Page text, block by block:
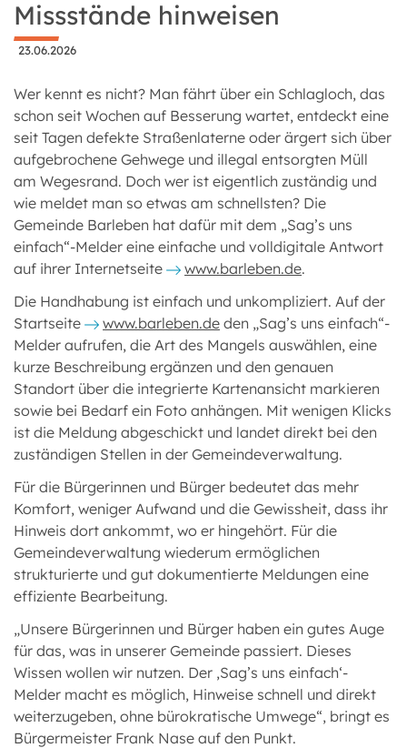
Missstände hinweisen
23.06.2026
Wer kennt es nicht? Man fährt über ein Schlagloch, das
schon seit Wochen auf Besserung wartet, entdeckt eine
seit Tagen defekte Straßenlaterne oder ärgert sich über
aufgebrochene Gehwege und illegal entsorgten Müll
am Wegesrand. Doch wer ist eigentlich zuständig und
wie meldet man so etwas am schnellsten? Die
Gemeinde Barleben hat dafür mit dem „Sag’s uns
einfach“-Melder eine einfache und volldigitale Antwort
auf ihrer Internetseite
www.barleben.de.
Die Handhabung ist einfach und unkompliziert. Auf der
Startseite
www.barleben.de den „Sag’s uns einfach“-
Melder aufrufen, die Art des Mangels auswählen, eine
kurze Beschreibung ergänzen und den genauen
Standort über die integrierte Kartenansicht markieren
sowie bei Bedarf ein Foto anhängen. Mit wenigen Klicks
ist die Meldung abgeschickt und landet direkt bei den
zuständigen Stellen in der Gemeindeverwaltung.
Für die Bürgerinnen und Bürger bedeutet das mehr
Komfort, weniger Aufwand und die Gewissheit, dass ihr
Hinweis dort ankommt, wo er hingehört. Für die
Gemeindeverwaltung wiederum ermöglichen
strukturierte und gut dokumentierte Meldungen eine
effiziente Bearbeitung.
„Unsere Bürgerinnen und Bürger haben ein gutes Auge
für das, was in unserer Gemeinde passiert. Dieses
Wissen wollen wir nutzen. Der ‚Sag’s uns einfach‘-
Melder macht es möglich, Hinweise schnell und direkt
weiterzugeben, ohne bürokratische Umwege“, bringt es
Bürgermeister Frank Nase auf den Punkt.